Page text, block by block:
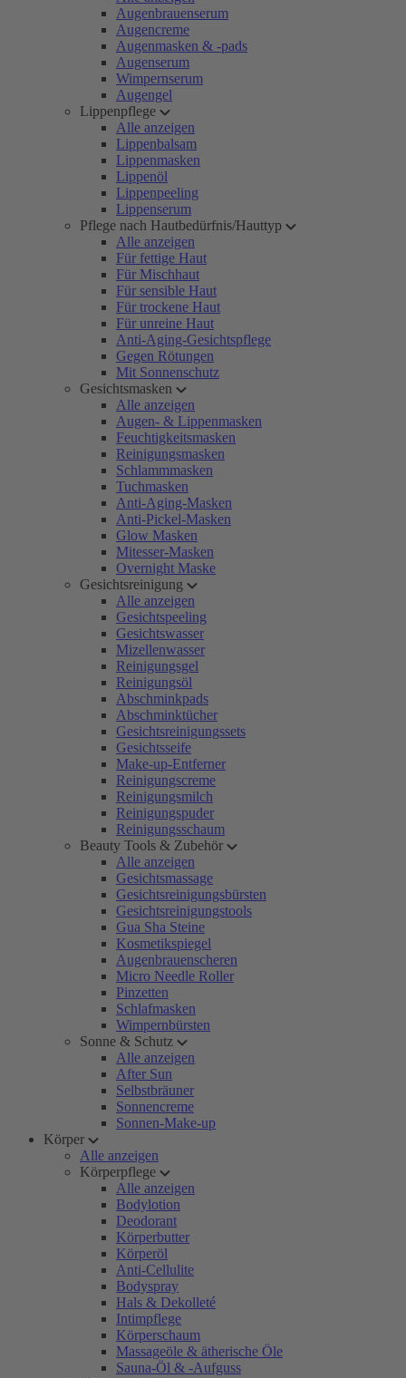
Augenbrauenserum
Augencreme
Augenmasken & -pads
Augenserum
Wimpernserum
Augengel
Lippenpflege
Alle anzeigen
Lippenbalsam
Lippenmasken
Lippenöl
Lippenpeeling
Lippenserum
Pflege nach Hautbedürfnis/Hauttyp
Alle anzeigen
Für fettige Haut
Für Mischhaut
Für sensible Haut
Für trockene Haut
Für unreine Haut
Anti-Aging-Gesichtspflege
Gegen Rötungen
Mit Sonnenschutz
Gesichtsmasken
Alle anzeigen
Augen- & Lippenmasken
Feuchtigkeitsmasken
Reinigungsmasken
Schlammmasken
Tuchmasken
Anti-Aging-Masken
Anti-Pickel-Masken
Glow Masken
Mitesser-Masken
Overnight Maske
Gesichtsreinigung
Alle anzeigen
Gesichtspeeling
Gesichtswasser
Mizellenwasser
Reinigungsgel
Reinigungsöl
Abschminkpads
Abschminktücher
Gesichtsreinigungssets
Gesichtsseife
Make-up-Entferner
Reinigungscreme
Reinigungsmilch
Reinigungspuder
Reinigungsschaum
Beauty Tools & Zubehör
Alle anzeigen
Gesichtsmassage
Gesichtsreinigungsbürsten
Gesichtsreinigungstools
Gua Sha Steine
Kosmetikspiegel
Augenbrauenscheren
Micro Needle Roller
Pinzetten
Schlafmasken
Wimpernbürsten
Sonne & Schutz
Alle anzeigen
After Sun
Selbstbräuner
Sonnencreme
Sonnen-Make-up
Körper
Alle anzeigen
Körperpflege
Alle anzeigen
Bodylotion
Deodorant
Körperbutter
Körperöl
Anti-Cellulite
Bodyspray
Hals & Dekolleté
Intimpflege
Körperschaum
Massageöle & ätherische Öle
Sauna-Öl & -Aufguss